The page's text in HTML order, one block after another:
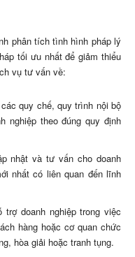
phân tích tình hình pháp lý
tối ưu nhất để giảm thiểu
vụ tư vấn về:
quy chế, quy trình nội bộ
nghiệp theo đúng quy định
nhật và tư vấn cho doanh
nhất có liên quan đến lĩnh
doanh nghiệp trong việc
hàng hoặc cơ quan chức
hòa giải hoặc tranh tụng.